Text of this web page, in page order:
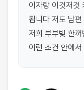
이자랑 이것저것
됩니다 저도 남편
저희 부부빚 한
이런 조건 안에